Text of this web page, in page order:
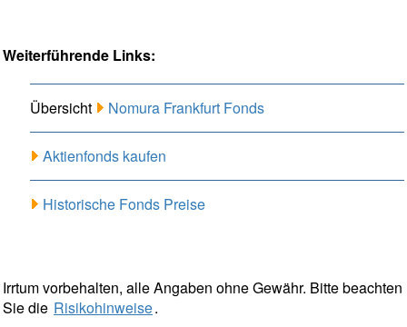
Weiterführende Links:
Übersicht Nomura Frankfurt Fonds
Aktienfonds kaufen
Historische Fonds Preise
Irrtum vorbehalten, alle Angaben ohne Gewähr. Bitte beachten
Sie die Risikohinweise.